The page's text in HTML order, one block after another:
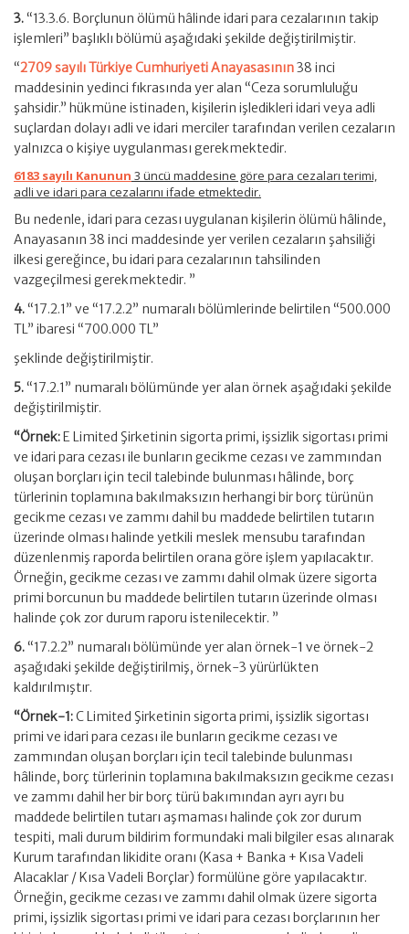
3. “13.3.6. Borçlunun ölümü hâlinde idari para cezalarının takip
işlemleri” başlıklı bölümü aşağıdaki şekilde değiştirilmiştir.
“2709 sayılı Türkiye Cumhuriyeti Anayasasının38 inci
maddesinin yedinci fıkrasında yer alan “Ceza sorumluluğu
şahsidir.” hükmüne istinaden, kişilerin işledikleri idari veya adli
suçlardan dolayı adli ve idari merciler tarafından verilen cezaların
yalnızca o kişiye uygulanması gerekmektedir.
6183 sayılı Kanunun 3 üncü maddesine göre para cezaları terimi,
adli ve idari para cezalarını ifade etmektedir.
Bu nedenle, idari para cezası uygulanan kişilerin ölümü hâlinde,
Anayasanın 38 inci maddesinde yer verilen cezaların şahsiliği
ilkesi gereğince, bu idari para cezalarının tahsilinden
vazgeçilmesi gerekmektedir. ”
4. “17.2.1” ve “17.2.2” numaralı bölümlerinde belirtilen “500.000
TL” ibaresi “700.000 TL”
şeklinde değiştirilmiştir.
5. “17.2.1” numaralı bölümünde yer alan örnek aşağıdaki şekilde
değiştirilmiştir.
“Örnek:E Limited Şirketinin sigorta primi, işsizlik sigortası primi
ve idari para cezası ile bunların gecikme cezası ve zammından
oluşan borçları için tecil talebinde bulunması hâlinde, borç
türlerinin toplamına bakılmaksızın herhangi bir borç türünün
gecikme cezası ve zammı dahil bu maddede belirtilen tutarın
üzerinde olması halinde yetkili meslek mensubu tarafından
düzenlenmiş raporda belirtilen orana göre işlem yapılacaktır.
Örneğin, gecikme cezası ve zammı dahil olmak üzere sigorta
primi borcunun bu maddede belirtilen tutarın üzerinde olması
halinde çok zor durum raporu istenilecektir. ”
6. “17.2.2” numaralı bölümünde yer alan örnek-1 ve örnek-2
aşağıdaki şekilde değiştirilmiş, örnek-3 yürürlükten
kaldırılmıştır.
“Örnek-1:C Limited Şirketinin sigorta primi, işsizlik sigortası
primi ve idari para cezası ile bunların gecikme cezası ve
zammından oluşan borçları için tecil talebinde bulunması
hâlinde, borç türlerinin toplamına bakılmaksızın gecikme cezası
ve zammı dahil her bir borç türü bakımından ayrı ayrı bu
maddede belirtilen tutarı aşmaması halinde çok zor durum
tespiti, mali durum bildirim formundaki mali bilgiler esas alınarak
Kurum tarafından likidite oranı (Kasa + Banka + Kısa Vadeli
Alacaklar / Kısa Vadeli Borçlar) formülüne göre yapılacaktır.
Örneğin, gecikme cezası ve zammı dahil olmak üzere sigorta
primi, işsizlik sigortası primi ve idari para cezası borçlarının her